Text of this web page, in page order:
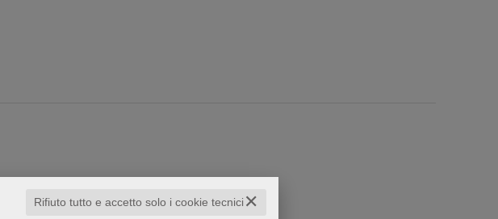
✕
Rifiuto tutto e accetto solo i cookie tecnici